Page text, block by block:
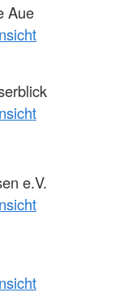
Aue
e.V.